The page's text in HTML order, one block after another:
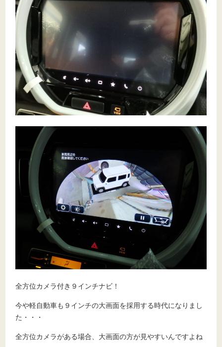
全方位カメラ付き９インチナビ！
今や軽自動車も９インチの大画面を採用する時代になりまし
た・・・
全方位カメラがある場合、大画面の方が見やすいんですよね